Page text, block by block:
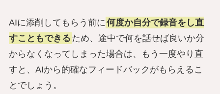
AIに添削してもらう前に 何度か自分で録音をし直
すこともできる ため、途中で何を話せば良いか分
からなくなってしまった場合は、もう一度やり直
すと、AIから的確なフィードバックがもらえるこ
とでしょう。